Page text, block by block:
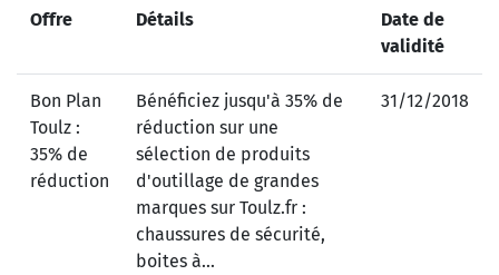
Offre Détails
Date de
validité
Bon Plan
Toulz :
35% de
réduction
Bénéficiez jusqu'à 35% de
réduction sur une
sélection de produits
d'outillage de grandes
marques sur Toulz.fr :
chaussures de sécurité,
boites à...
31/12/2018